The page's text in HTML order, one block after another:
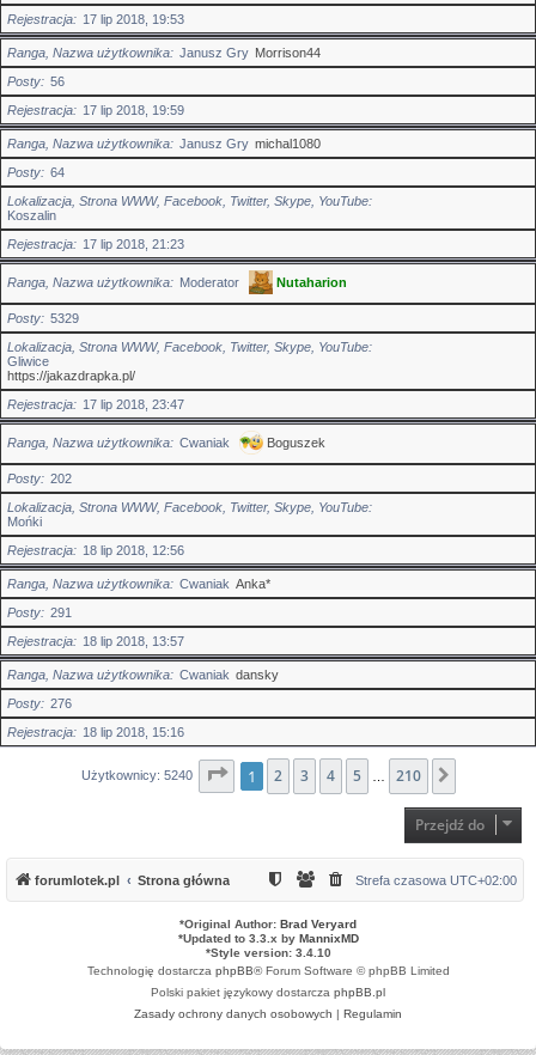
Rejestracja
17 lip 2018, 19:53
Ranga, Nazwa użytkownika Janusz Gry Morrison44
Posty
56
Rejestracja
17 lip 2018, 19:59
Ranga, Nazwa użytkownika Janusz Gry michal1080
Posty
64
Lokalizacja, Strona WWW, Facebook, Twitter, Skype, YouTube
Koszalin
Rejestracja
17 lip 2018, 21:23
Ranga, Nazwa użytkownika Moderator Nutaharion
Posty
5329
Lokalizacja, Strona WWW, Facebook, Twitter, Skype, YouTube
Gliwice
https://jakazdrapka.pl/
Rejestracja
17 lip 2018, 23:47
Ranga, Nazwa użytkownika Cwaniak Boguszek
Posty
202
Lokalizacja, Strona WWW, Facebook, Twitter, Skype, YouTube
Mońki
Rejestracja
18 lip 2018, 12:56
Ranga, Nazwa użytkownika Cwaniak Anka*
Posty
291
Rejestracja
18 lip 2018, 13:57
Ranga, Nazwa użytkownika Cwaniak dansky
Posty
276
Rejestracja
18 lip 2018, 15:16
Użytkownicy: 5240 Strona1 z210
1 2 3 4 5 210
Przejdź do
forumlotek.pl Strona główna Strefa czasowa UTC+02:00
*Original Author: Brad Veryard
*Updated to 3.3.x by MannixMD
*Style version: 3.4.10
Technologię dostarcza phpBB® Forum Software © phpBB Limited
Polski pakiet językowy dostarcza phpBB.pl
Zasady ochrony danych osobowych | Regulamin